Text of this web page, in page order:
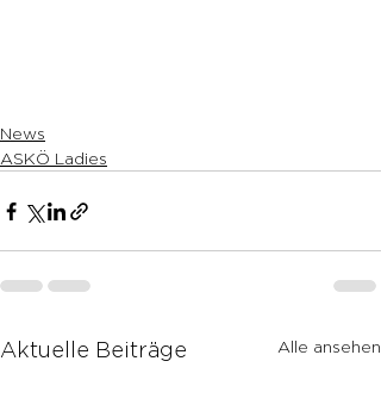
News
ASKÖ Ladies
Aktuelle Beiträge Alle ansehen